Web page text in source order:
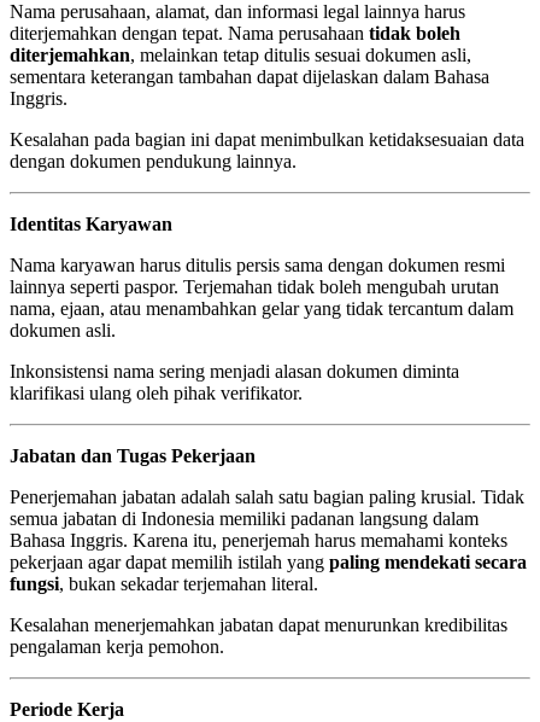
Nama perusahaan, alamat, dan informasi legal lainnya harus
diterjemahkan dengan tepat. Nama perusahaan tidak boleh
diterjemahkan, melainkan tetap ditulis sesuai dokumen asli,
sementara keterangan tambahan dapat dijelaskan dalam Bahasa
Inggris.
Kesalahan pada bagian ini dapat menimbulkan ketidaksesuaian data
dengan dokumen pendukung lainnya.
Identitas Karyawan
Nama karyawan harus ditulis persis sama dengan dokumen resmi
lainnya seperti paspor. Terjemahan tidak boleh mengubah urutan
nama, ejaan, atau menambahkan gelar yang tidak tercantum dalam
dokumen asli.
Inkonsistensi nama sering menjadi alasan dokumen diminta
klarifikasi ulang oleh pihak verifikator.
Jabatan dan Tugas Pekerjaan
Penerjemahan jabatan adalah salah satu bagian paling krusial. Tidak
semua jabatan di Indonesia memiliki padanan langsung dalam
Bahasa Inggris. Karena itu, penerjemah harus memahami konteks
pekerjaan agar dapat memilih istilah yang paling mendekati secara
fungsi, bukan sekadar terjemahan literal.
Kesalahan menerjemahkan jabatan dapat menurunkan kredibilitas
pengalaman kerja pemohon.
Periode Kerja